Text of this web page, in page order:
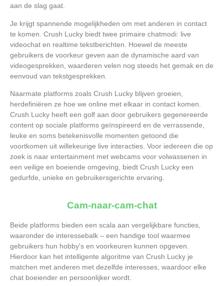
aan de slag gaat.
Je krijgt spannende mogelijkheden om met anderen in contact
te komen. Crush Lucky biedt twee primaire chatmodi: live
videochat en realtime tekstberichten. Hoewel de meeste
gebruikers de voorkeur geven aan de dynamische aard van
videogesprekken, waarderen velen nog steeds het gemak en de
eenvoud van tekstgesprekken.
Naarmate platforms zoals Crush Lucky blijven groeien,
herdefiniëren ze hoe we online met elkaar in contact komen.
Crush Lucky heeft een golf aan door gebruikers gegenereerde
content op sociale platforms geïnspireerd en de verrassende,
leuke en soms betekenisvolle momenten getoond die
voortkomen uit willekeurige live interacties. Voor iedereen die op
zoek is naar entertainment met webcams voor volwassenen in
een veilige en boeiende omgeving, biedt Crush Lucky een
gedurfde, unieke en gebruikersgerichte ervaring.
Cam-naar-cam-chat
Beide platforms bieden een scala aan vergelijkbare functies,
waaronder de interessebalk – een handige tool waarmee
gebruikers hun hobby's en voorkeuren kunnen opgeven.
Hierdoor kan het intelligente algoritme van Crush Lucky je
matchen met anderen met dezelfde interesses, waardoor elke
chat boeiender en persoonlijker wordt.